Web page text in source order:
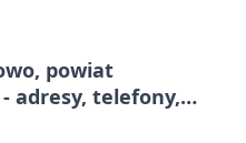
powiat
adresy, telefony,